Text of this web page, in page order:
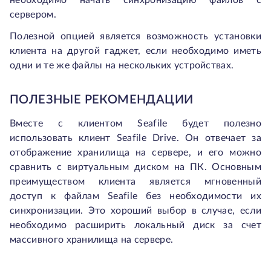
сервером.
Полезной опцией является возможность установки
клиента на другой гаджет, если необходимо иметь
одни и те же файлы на нескольких устройствах.
ПОЛЕЗНЫЕ РЕКОМЕНДАЦИИ
Вместе с клиентом Seafile будет полезно
использовать клиент Seafile Drive. Он отвечает за
отображение хранилища на сервере, и его можно
сравнить с виртуальным диском на ПК. Основным
преимуществом клиента является мгновенный
доступ к файлам Seafile без необходимости их
синхронизации. Это хороший выбор в случае, если
необходимо расширить локальный диск за счет
массивного хранилища на сервере.